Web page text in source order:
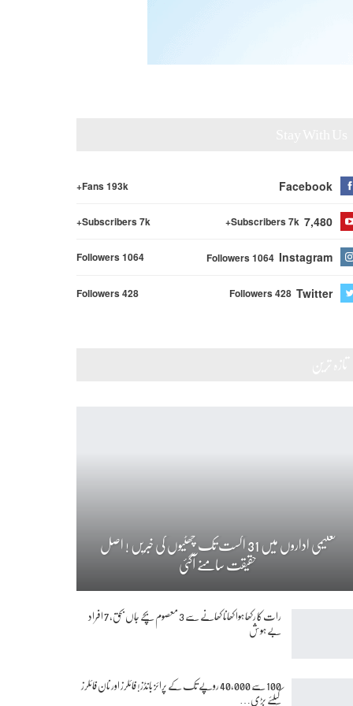
Facebook
Fans 193k+
7,480
Subscribers 7k+
Subscribers 7k+
Instagram
Followers 1064
Followers 1064
Twitter
Followers 428
Followers 428
تعلیمی اداروں میں 31 اگست تک چھٹیوں کی خبریں ! اصل
حقیقت سامنے آگئی
رات کا رکھا ہوا کھانا کھانے سے 3 معصوم بچے جاں بحق، 7 افراد
بے ہوش
100 سے 40,000 روپے تک کے پرائز بانڈز! فائلرز اور نان فائلرز
کیلئے بڑی…